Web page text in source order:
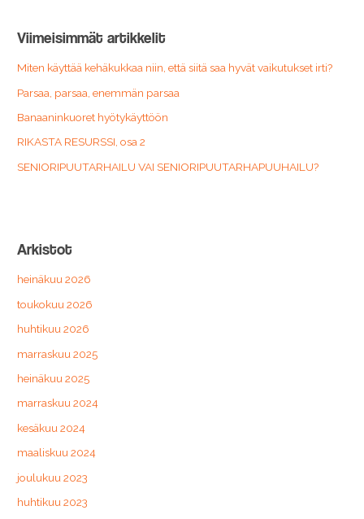
h
f
o
r
Viimeisimmät artikkelit
Miten käyttää kehäkukkaa niin, että siitä saa hyvät vaikutukset irti?
Parsaa, parsaa, enemmän parsaa
Banaaninkuoret hyötykäyttöön
RIKASTA RESURSSI, osa 2
SENIORIPUUTARHAILU VAI SENIORIPUUTARHAPUUHAILU?
Arkistot
heinäkuu 2026
toukokuu 2026
huhtikuu 2026
marraskuu 2025
heinäkuu 2025
marraskuu 2024
kesäkuu 2024
maaliskuu 2024
joulukuu 2023
huhtikuu 2023